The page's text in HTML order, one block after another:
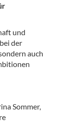
und
der
auch
Sommer,